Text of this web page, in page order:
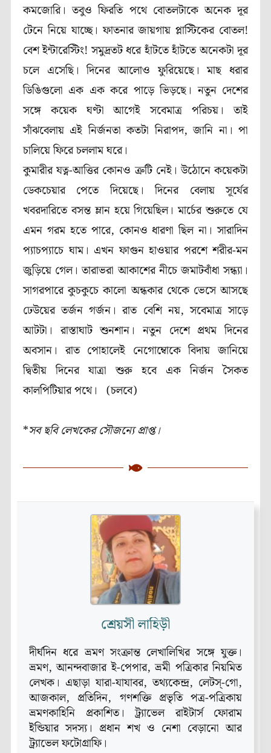
কমজোরি। তবুও ফিরতি পথে বোতলটাকে অনেক দূর
টেনে নিয়ে যাচ্ছে। ফাতনার জায়গায় প্লাস্টিকের বোতল!
বেশ ইন্টারেস্টিং! সমুদ্রতট ধরে হাঁটতে হাঁটতে অনেকটা দূর
চলে এসেছি। দিনের আলোও ফুরিয়েছে। মাছ ধরার
ডিঙিগুলো এক এক করে পাড়ে ভিড়ছে। নতুন দেশের
সঙ্গে কয়েক ঘণ্টা আগেই সবেমাত্র পরিচয়। তাই
সাঁঝবেলায় এই নির্জনতা কতটা নিরাপদ, জানি না। পা
চালিয়ে ফিরে চললাম ঘরে।
কুমারীর যত্ন-আত্তির কোনও ত্রুটি নেই। উঠোনে কয়েকটা
ডেকচেয়ার পেতে দিয়েছে। দিনের বেলায় সূর্যের
খবরদারিতে বসন্ত ম্লান হয়ে গিয়েছিল। মার্চের শুরুতে যে
এমন গরম হতে পারে, কোনও ধারণা ছিল না। সারাদিন
প্যাচপ্যাচে ঘাম। এখন ফাগুন হাওয়ার পরশে শরীর-মন
জুড়িয়ে গেল। তারাভরা আকাশের নীচে জমাটবাঁধা সন্ধ্যা।
সাগরপারে কুচকুচে কালো অন্ধকার থেকে ভেসে আসছে
ঢেউয়ের তর্জন গর্জন। রাত বেশি নয়, সবেমাত্র সাড়ে
আটটা। রাস্তাঘাট শুনশান। নতুন দেশে প্রথম দিনের
অবসান। রাত পোহালেই নেগোম্বোকে বিদায় জানিয়ে
দ্বিতীয় দিনের যাত্রা শুরু হবে এক নির্জন সৈকত
কালপিটিয়ার পথে। (চলবে)
*সব ছবি লেখকের সৌজন্যে প্রাপ্ত।
শ্রেয়সী লাহিড়ী
দীর্ঘদিন ধরে ভ্রমণ সংক্রান্ত লেখালিখির সঙ্গে যুক্ত।
ভ্রমণ, আনন্দবাজার ই-পেপার, ভ্রমী পত্রিকার নিয়মিত
লেখক। এছাড়া যারা-যাযাবর, তথ্যকেন্দ্র, লেটস্‌-গো,
আজকাল, প্রতিদিন, গণশক্তি প্রভৃতি পত্র-পত্রিকায়
ভ্রমণকাহিনি প্রকাশিত। ট্র্যাভেল রাইটার্স ফোরাম
ইন্ডিয়ার সদস্য। প্রধান শখ ও নেশা বেড়ানো আর
ট্র্যাভেল ফটোগ্রাফি।